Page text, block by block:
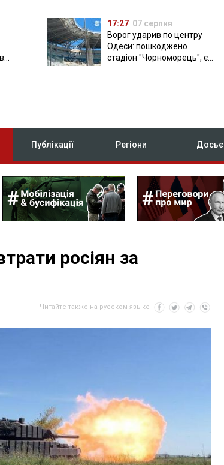
17:27 07 серпня
Ворог ударив по центру
Одеси: пошкоджено
стадіон "Чорноморець", є
Публікації Регіони Досьє
росіян за
Читайте также на русском языке